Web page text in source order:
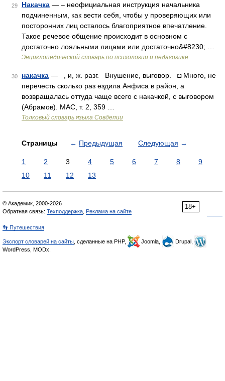
29 Накачка — – неофициальная инструкция начальника
подчиненным, как вести себя, чтобы у проверяющих или
посторонних лиц осталось благоприятное впечатление.
Такое речевое общение происходит в основном с
достаточно лояльными лицами или достаточно&#8230; …
Энциклопедический словарь по психологии и педагогике
30 накачка — , и, ж. разг. Внушение, выговор. ◘ Много, не
перечесть сколько раз ездила Анфиса в район, а
возвращалась оттуда чаще всего с накачкой, с выговором
(Абрамов). МАС, т. 2, 359 …
Толковый словарь языка Совдепии
Страницы ← Предыдущая Следующая →
1 2 3 4 5 6 7 8
9
10
11 12 13
18+
© Академик, 2000-2026
Обратная связь: Техподдержка Реклама на сайте
👣 Путешествия
Экспорт словарей на сайты , сделанные на PHP, Joomla,
Drupal,
WordPress, MODx.